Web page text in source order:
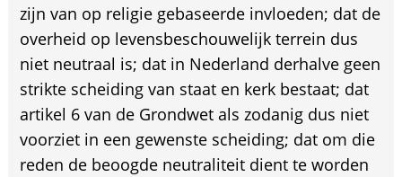
zijn van op religie gebaseerde invloeden; dat de
overheid op levensbeschouwelijk terrein dus
niet neutraal is; dat in Nederland derhalve geen
strikte scheiding van staat en kerk bestaat; dat
artikel 6 van de Grondwet als zodanig dus niet
voorziet in een gewenste scheiding; dat om die
reden de beoogde neutraliteit dient te worden